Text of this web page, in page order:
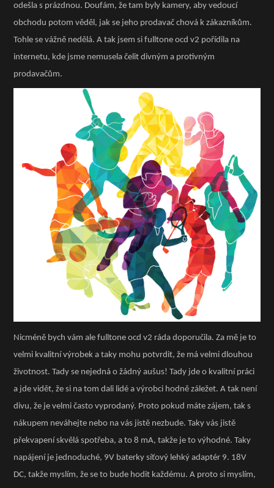
odešla s prázdnou. Doufám, že tam byly kamery, aby vedoucí
obchodu potom věděl, jak se jeho prodavač chová k zákazníkům.
Tohle se vážně nedělá. A tak jsem si fulltone ocd v2 pořídila na
internetu, kde jsme nemusela čelit divným a protivným
prodavačům.
Nicméně bych vám ale fulltone ocd v2 ráda doporučila. Za mě je to
velmi kvalitní výrobek a taky mohu potvrdit, že má velmi dlouhou
životnost. Tady se nejedná o žádný aušus! Tady jde o kvalitní práci
a jde vidět, že si na tom dali lidé a výrobci hodně záležet. A tak není
divu, že je velmi často vyprodaný. Proto pokud máte zájem, tak s
nákupem neváhejte nebo na vás jistě nezbude. Taky vás jistě
překvapení skvělá spotřeba, a to 8 mA, takže je to výhodné. Taky
napájení je jednoduché, 9V baterky síťový lehký adaptér 9. 18V
DC, takže myslím, že se to bude hodit každému. A proto si myslím,